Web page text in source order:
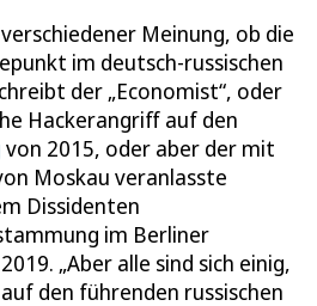
Meinung, ob die
im deutsch-russischen
der „Economist“, oder
Hackerangriff auf den
von 2015, oder aber der mit
Moskau veranlasste
Dissidenten
im Berliner
„Aber alle sind sich einig,
den führenden russischen